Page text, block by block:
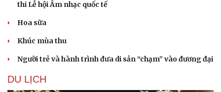
thi Lễ hội Âm nhạc quốc tế
Hoa sữa
Khúc mùa thu
Người trẻ và hành trình đưa di sản “chạm” vào đương đại
DU LỊCH